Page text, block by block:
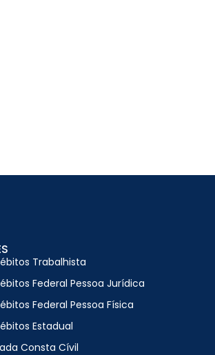
Trabalhista
Federal Pessoa Jurídica
Federal Pessoa Física
Estadual
Consta Cívil